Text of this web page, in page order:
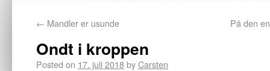
← Mandler er usunde På den
Ondt i kroppen
Posted on 17. juli 2018byCarsten